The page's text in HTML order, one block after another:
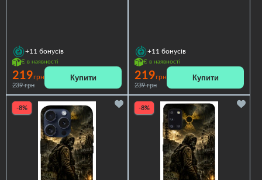
+11 бонусів
Є в наявності
219грн
239 грн
Купити
+11 бонусів
Є в наявності
219грн
239 грн
Купити
-8% -8%